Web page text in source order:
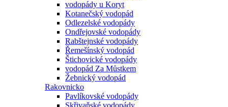
vodopády u Koryt
Kotanečský vodopád
Odlezelské vodopády
Ondřejovské vodopády
Rabštejnské vodopády
Řemešínský vodopád
Štichovické vodopády
vodopád Za Můstkem
Žebnický vodopád
Rakovnicko
Pavlíkovské vodopády
Skřivaňské vodopády